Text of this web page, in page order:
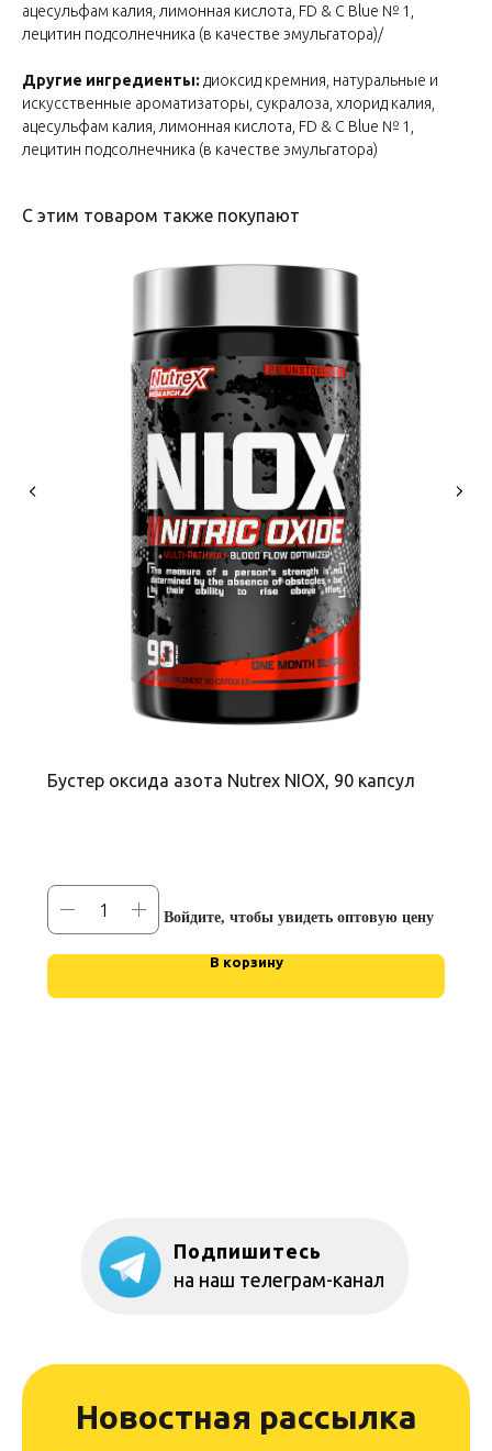
ацесульфам калия, лимонная кислота, FD & C Blue № 1,
лецитин подсолнечника (в качестве эмульгатора)/
Другие ингредиенты: диоксид кремния, натуральные и
искусственные ароматизаторы, сукралоза, хлорид калия,
ацесульфам калия, лимонная кислота, FD & C Blue № 1,
лецитин подсолнечника (в качестве эмульгатора)
С этим товаром также покупают
Бустер оксида азота Nutrex NIOX, 90 капсул
Войдите, чтобы увидеть оптовую цену
В корзину
Подпишитесь
на наш телеграм-канал
Новостная рассылка